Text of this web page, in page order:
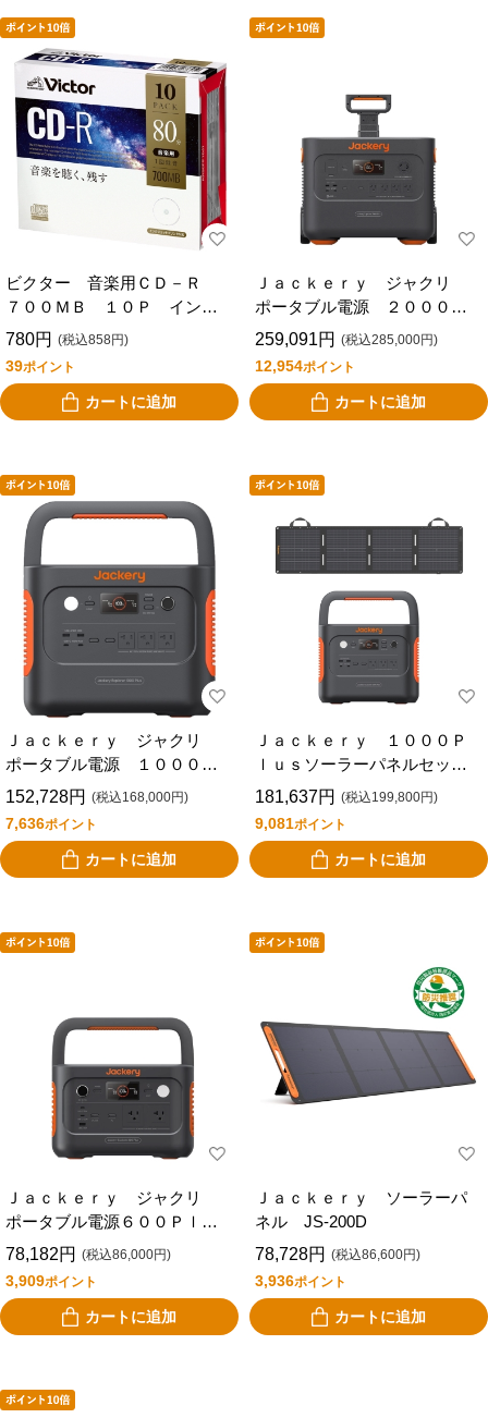
ビクター 音楽用ＣＤ－Ｒ
７００ＭＢ １０Ｐ インク
ジェットプリンター対応 Ａ
780円 (税込858円)
39ポイント
カートに追加
Ｊａｃｋｅｒｙ ジャクリ
ポータブル電源 ２０００ｐ
ｌｕｓ ＪＥ－２０００Ｃ
259,091円 (税込285,000円)
12,954ポイント
カートに追加
Ｊａｃｋｅｒｙ ジャクリ
ポータブル電源 １０００ｐ
ｌｕｓ ＪＥ－１０００Ｃ
152,728円 (税込168,000円)
7,636ポイント
カートに追加
Ｊａｃｋｅｒｙ １０００Ｐ
ｌｕｓソーラーパネルセッ
ト ＪＳＧ－１０１０Ｅ
181,637円 (税込199,800円)
9,081ポイント
カートに追加
Ｊａｃｋｅｒｙ ジャクリ
ポータブル電源６００Ｐｌｕ
ｓ ＪＥ－６００Ｃ
78,182円 (税込86,000円)
3,909ポイント
カートに追加
Ｊａｃｋｅｒｙ ソーラーパ
ネル JS-200D
78,728円 (税込86,600円)
3,936ポイント
カートに追加